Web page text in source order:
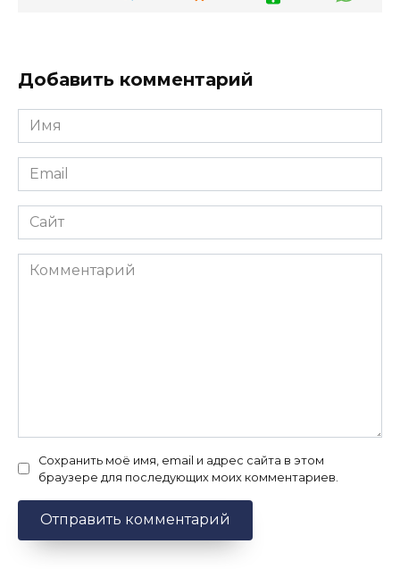
Добавить комментарий
Имя
*
Email
*
Сайт
Комментарий
Сохранить моё имя, email и адрес сайта в этом
браузере для последующих моих комментариев.